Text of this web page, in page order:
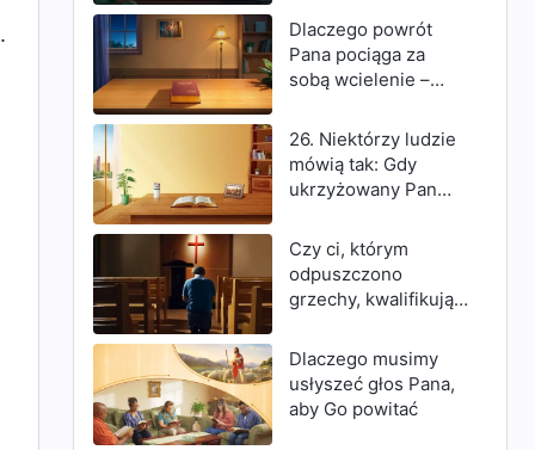
pomocą Ducha?
Dlaczego Bóg
przyszedł, aby
dokonać swego
Dlaczego powrót
Pana pociąga za
sobą wcielenie –
tajemnicy – jak i
jawne zstępowanie z
chmur?
26. Niektórzy ludzie
mówią tak: Gdy
ukrzyżowany Pan
„Wykonało się”, czy
nie oznaczało to, że
dzieło Bożego
zbawienia zostało
zatem Bóg, gdy
powróci w dniach
ostatecznych, musi
Czy ci, którym
odpuszczono
grzechy, kwalifikują
królestwa
niebieskiego?
Dlaczego musimy
usłyszeć głos Pana,
aby Go powitać